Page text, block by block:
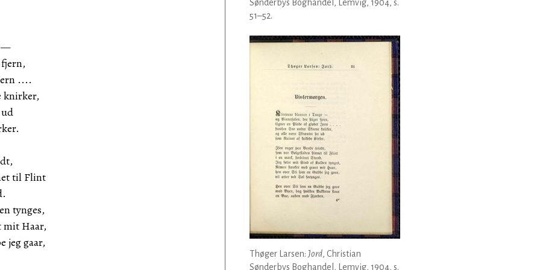
—
....
knirker,
til Flint
tynges,
mit Haar,
jeg gaar,
Sønderbys Boghandel, Lemvig, 1904, s.
51–52.
Thøger Larsen: Jord, Christian
Sønderbys Boghandel, Lemvig, 1904, s.